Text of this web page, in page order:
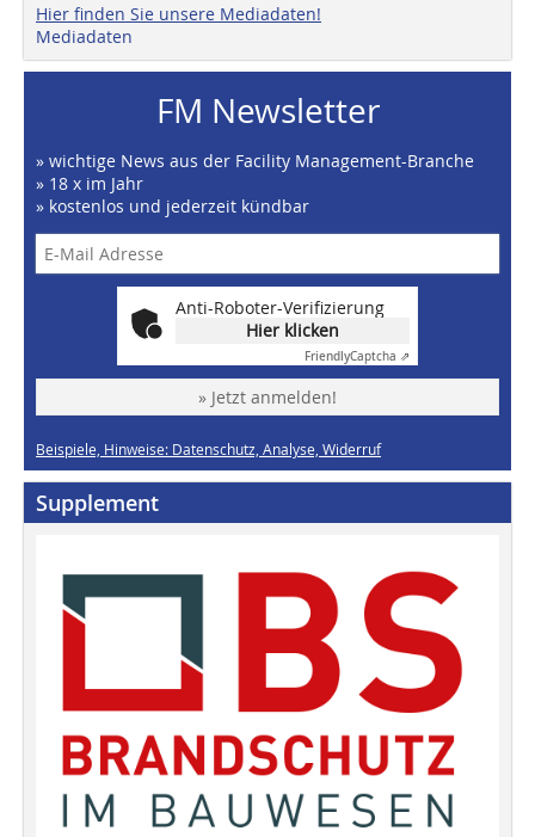
Hier finden Sie unsere Mediadaten!
Mediadaten
FM Newsletter
» wichtige News aus der Facility Management-Branche
» 18 x im Jahr
» kostenlos und jederzeit kündbar
Anti-Roboter-Verifizierung
Hier klicken
FriendlyCaptcha ⇗
» Jetzt anmelden!
Beispiele, Hinweise: Datenschutz, Analyse, Widerruf
Supplement